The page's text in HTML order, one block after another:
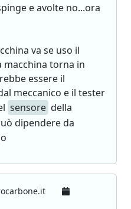
e avolte no...ora
va se uso il
macchina torna in
essere il
meccanico e il tester
sensore della
dipendere da